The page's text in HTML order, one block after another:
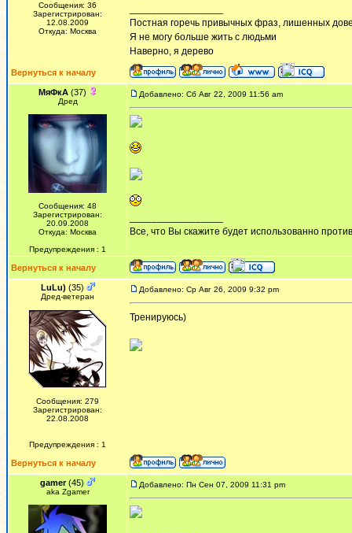
Сообщения: 36
Зарегистрирован:
12.08.2009
Откуда: Москва
Постная горечь привычных фраз, лишенных
Я не могу больше жить с людьми
Наверно, я дерево
Вернуться к началу
МяФкА(37)
Дред
Сообщения: 48
Зарегистрирован:
20.09.2008
Откуда: Москва
Предупреждения : 1
Добавлено: Сб Авг 22, 2009 11:56 am
Все, что Вы скажите будет использованно
Вернуться к началу
LuLu) (35)
Дред-ветеран
Сообщения: 279
Зарегистрирован:
22.08.2008
Предупреждения : 1
Добавлено: Ср Авг 26, 2009 9:32 pm
Тренируюсь)
Вернуться к началу
gamer(45)
aka Zgamer
Добавлено: Пн Сен 07, 2009 11:31 pm